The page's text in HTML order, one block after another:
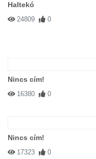
Haltekó
24809 0
Nincs cím!
16380 0
Nincs cím!
17323 0